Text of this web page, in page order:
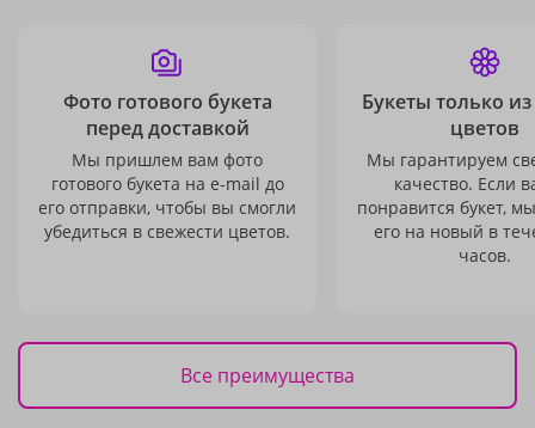
Фото готового букета
перед доставкой
Мы пришлем вам фото
готового букета на e-mail до
его отправки, чтобы вы смогли
убедиться в свежести цветов.
Букеты только
цветов
Мы гарантируем
качество. Если
понравится букет,
его на новый в
часов.
Все преимущества